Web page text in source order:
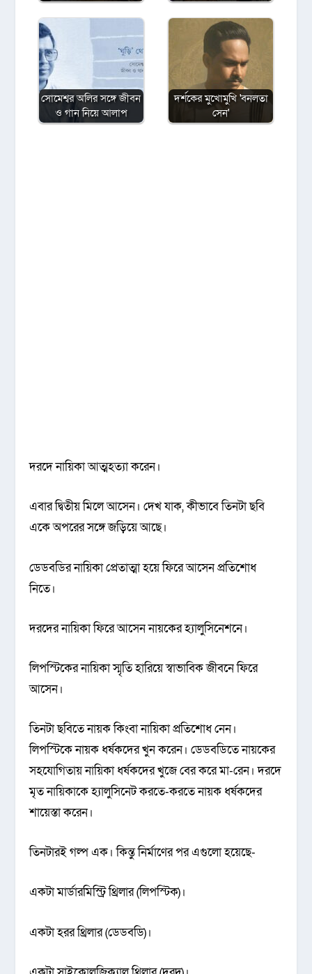
সোমেশ্বর অলির সঙ্গে জীবন
ও গান নিয়ে আলাপ
দর্শকের মুখোমুখি 'বনলতা
সেন'
দর‌দে নায়িকা আত্মহত্যা ক‌রেন।
এবার দ্বিতীয় মি‌লে আ‌সেন। দেখ যাক, কীভা‌বে তিনটা ছ‌বি
এ‌কে অপ‌রের স‌ঙ্গে জ‌ড়ি‌য়ে আ‌ছে।
ডেডব‌ডির না‌য়িকা প্রেতাত্মা হ‌য়ে ফি‌রে আ‌সেন প্রতি‌শোধ
নি‌তে।
দর‌দের না‌য়িকা ফি‌রে আ‌সেন নায়‌কের হ্যালু‌সি‌নেশনে।
লিপ‌স্টি‌কের না‌য়িকা স্মৃ‌তি হা‌রি‌য়ে স্বাভাবিক জীবনে ফি‌রে
আসেন।
তিনটা ছ‌বিতে নায়ক কিংবা নায়িকা প্রতি‌শোধ নেন।
লিপ‌স্টিকে নায়ক ধর্ষক‌দের খুন ক‌রেন। ডেডব‌ডি‌তে নায়‌কের
সহ‌যো‌গিতায় না‌য়িকা ধর্ষক‌দের খু‌জে বের ক‌রে মা‌-রেন। দর‌দে
মৃত না‌য়িকা‌কে হ্যালুসিনেট করতে-করতে নায়ক ধর্ষক‌দের
শা‌য়েস্তা ক‌রেন।
তিনটারই গল্প এক। কিন্তু নির্মাণের পর এগুলো হয়েছে-
একটা মার্ডারমিস্ট্রি থ্রিলার (লিপস্টিক)।
একটা হরর থ্রিলার (ডেডবডি)।